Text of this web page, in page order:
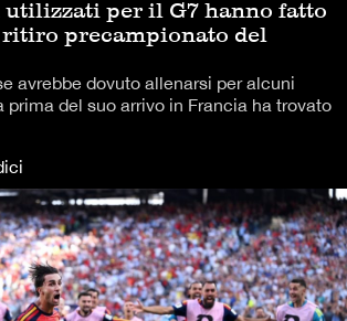
per il G7 hanno fatto
precampionato del
avrebbe dovuto allenarsi per alcuni
prima del suo arrivo in Francia ha trovato